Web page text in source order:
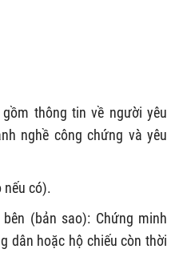
thông tin về người yêu
nghề công chứng và yêu
nếu có).
(bản sao): Chứng minh
dân hoặc hộ chiếu còn thời